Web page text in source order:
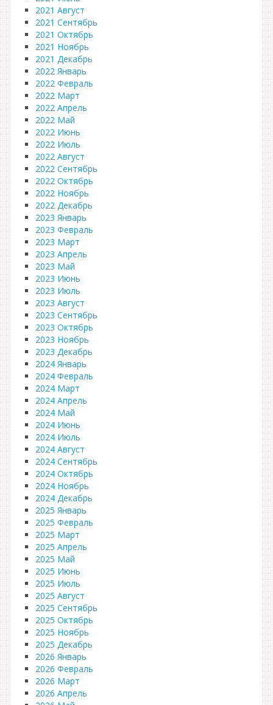
2021 Август
2021 Сентябрь
2021 Октябрь
2021 Ноябрь
2021 Декабрь
2022 Январь
2022 Февраль
2022 Март
2022 Апрель
2022 Май
2022 Июнь
2022 Июль
2022 Август
2022 Сентябрь
2022 Октябрь
2022 Ноябрь
2022 Декабрь
2023 Январь
2023 Февраль
2023 Март
2023 Апрель
2023 Май
2023 Июнь
2023 Июль
2023 Август
2023 Сентябрь
2023 Октябрь
2023 Ноябрь
2023 Декабрь
2024 Январь
2024 Февраль
2024 Март
2024 Апрель
2024 Май
2024 Июнь
2024 Июль
2024 Август
2024 Сентябрь
2024 Октябрь
2024 Ноябрь
2024 Декабрь
2025 Январь
2025 Февраль
2025 Март
2025 Апрель
2025 Май
2025 Июнь
2025 Июль
2025 Август
2025 Сентябрь
2025 Октябрь
2025 Ноябрь
2025 Декабрь
2026 Январь
2026 Февраль
2026 Март
2026 Апрель